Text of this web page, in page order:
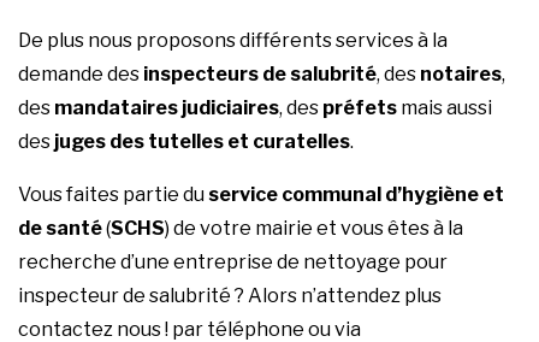
De plus nous proposons différents services à la
demande des inspecteurs de salubrité, des notaires,
des mandataires judiciaires, des préfets mais aussi
des juges des tutelles et curatelles.
Vous faites partie du service communal d’hygiène et
de santé(SCHS) de votre mairie et vous êtes à la
recherche d’une entreprise de nettoyage pour
inspecteur de salubrité ? Alors n’attendez plus
contactez nous ! par téléphone ou via